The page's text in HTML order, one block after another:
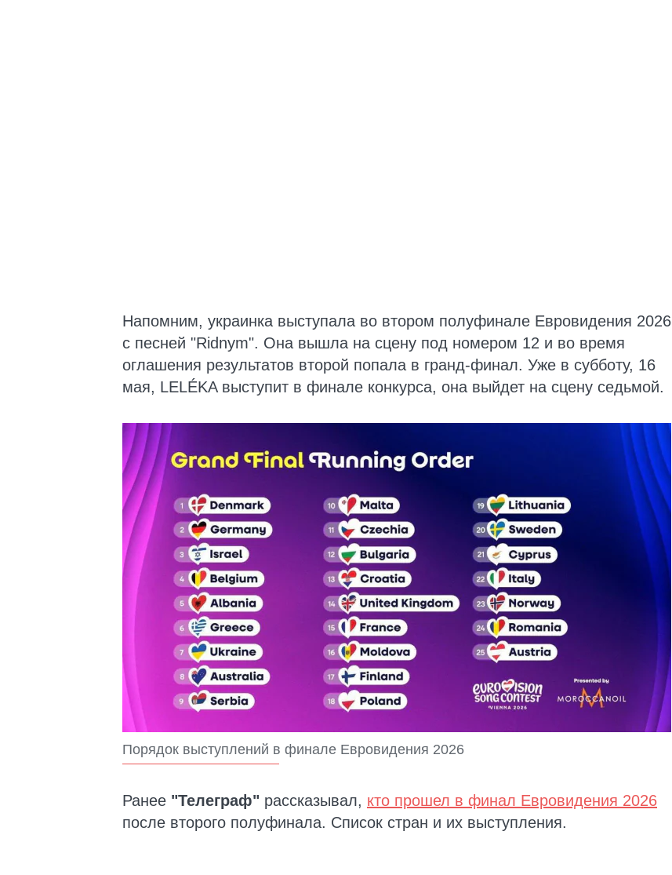
Напомним, украинка выступала во втором полуфинале Евровидения 2026
с песней "Ridnym". Она вышла на сцену под номером 12 и во время
оглашения результатов второй попала в гранд-финал. Уже в субботу, 16
мая, LELÉKA выступит в финале конкурса, она выйдет на сцену седьмой.
Порядок выступлений в финале Евровидения 2026
Ранее "Телеграф" рассказывал, кто прошел в финал Евровидения 2026
после второго полуфинала. Список стран и их выступления.